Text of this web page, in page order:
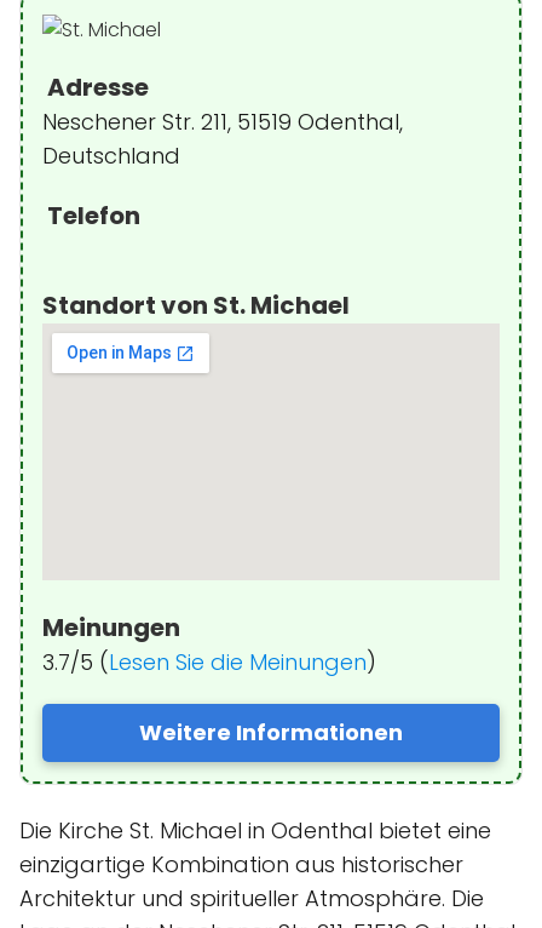
Adresse
Neschener Str. 211, 51519 Odenthal,
Deutschland
Telefon
Standort von St. Michael
Meinungen
3.7/5 (Lesen Sie die Meinungen)
Weitere Informationen
Die Kirche St. Michael in Odenthal bietet eine
einzigartige Kombination aus historischer
Architektur und spiritueller Atmosphäre. Die